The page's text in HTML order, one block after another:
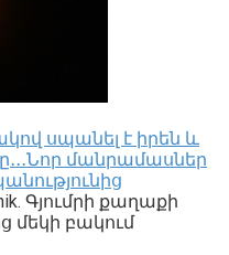
սպանել է իրեն և
մանրամասներ
Գյումրի քաղաքի
մեկի բակում